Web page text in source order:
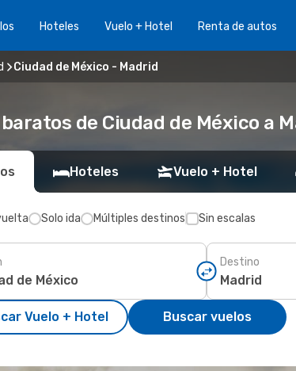
Hoteles Vuelo + Hotel Renta de autos
Ciudad de México - Madrid
de Ciudad de México a
Hoteles Vuelo + Hotel
Solo ida Múltiples destinos Sin escalas
Destino
Vuelo + Hotel Buscar vuelos